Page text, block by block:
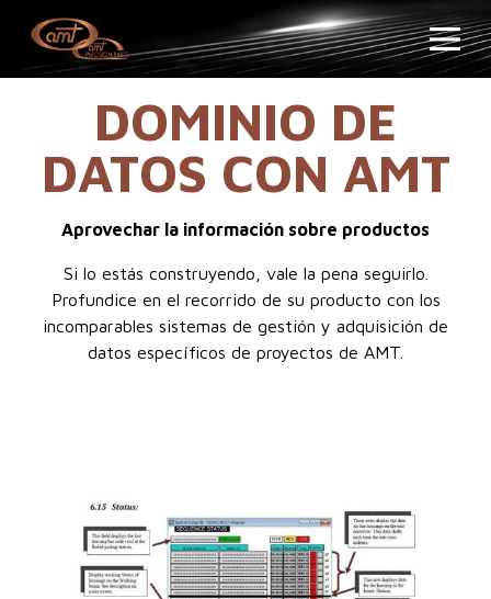
DOMINIO DE
DATOS CON AMT
Aprovechar la información sobre productos
Si lo estás construyendo, vale la pena seguirlo.
Profundice en el recorrido de su producto con los
incomparables sistemas de gestión y adquisición de
datos específicos de proyectos de AMT.